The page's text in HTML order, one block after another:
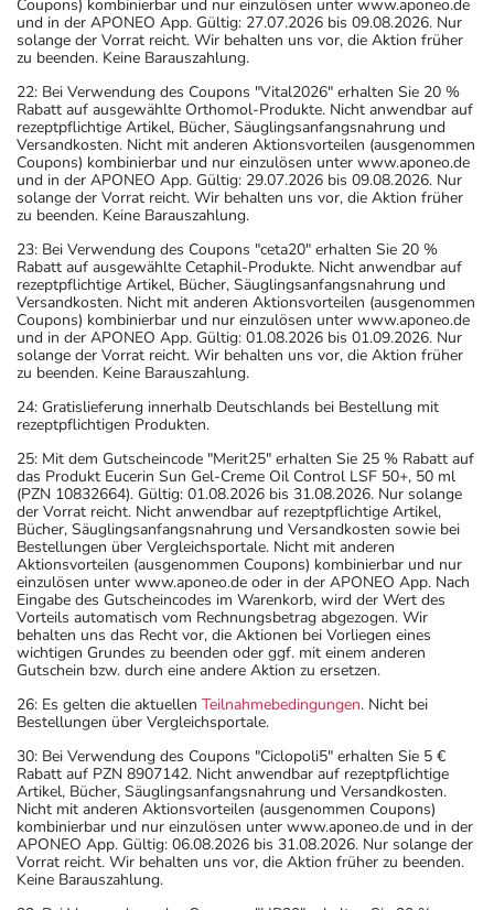
Aufbewahrung
Wichtige Hinweise
Was sollten Sie beachten?
- Vorsicht: Das Reaktionsvermögen kann auch bei
bestimmungsgemäßem Gebrauch beeinträchtigt sein.
Achten Sie vor allem darauf, wenn Sie am Straßenverkehr
teilnehmen oder Maschinen (auch im Haushalt) bedienen,
mit denen Sie sich verletzen können.
- Vorsicht: Vermeiden Sie die Einnahme von Alkohol.
- Vorsicht: Patienten mit Engwinkelglaukom haben ein
erhöhtes Risiko - besonderes im akuten Anfall.
- Durch plötzliches Absetzen können Probleme oder
Beschwerden auftreten. Deshalb sollte die Behandlung
langsam, das heißt mit einem schrittweisen
Ausschleichen der Dosis, beendet werden. Lassen Sie
sich dazu am besten von Ihrem Arzt oder Apotheker
beraten.
- Vorsicht bei Alpha-Gal-Allergie (Allergie gegen rotes
Fleisch)!
- Vorsicht bei Allergie gegen Propylenglykol und ähnliche
Stoffe!
- Es kann Arzneimittel geben, mit denen
Wechselwirkungen auftreten. Sie sollten deswegen
generell vor der Behandlung mit einem neuen
dem Arzt oder Apotheker angeben. Das gilt auch für
Arzneimittel, die Sie selbst kaufen, nur gelegentlich
anwenden oder deren Anwendung schon einige Zeit
zurückliegt.
- Alkoholgenuss soll während einerDauerbehandlung
möglichst vermieden werden. Gelegentlicher
Alkoholkonsum in kleinen Mengen ist erlaubt, aber nicht
zusammen mit dem Medikament.
Coupons) kombinierbar und nur einzulösen unter www.aponeo.de
und in der APONEO App. Gültig: 27.07.2026 bis 09.08.2026. Nur
solange der Vorrat reicht. Wir behalten uns vor, die Aktion früher
zu beenden. Keine Barauszahlung.
22: Bei Verwendung des Coupons "Vital2026" erhalten Sie 20 %
Rabatt auf ausgewählte Orthomol-Produkte. Nicht anwendbar auf
rezeptpflichtige Artikel, Bücher, Säuglingsanfangsnahrung und
Versandkosten. Nicht mit anderen Aktionsvorteilen (ausgenommen
Coupons) kombinierbar und nur einzulösen unter www.aponeo.de
und in der APONEO App. Gültig: 29.07.2026 bis 09.08.2026. Nur
solange der Vorrat reicht. Wir behalten uns vor, die Aktion früher
zu beenden. Keine Barauszahlung.
23: Bei Verwendung des Coupons "ceta20" erhalten Sie 20 %
Rabatt auf ausgewählte Cetaphil-Produkte. Nicht anwendbar auf
rezeptpflichtige Artikel, Bücher, Säuglingsanfangsnahrung und
Versandkosten. Nicht mit anderen Aktionsvorteilen (ausgenommen
Coupons) kombinierbar und nur einzulösen unter www.aponeo.de
und in der APONEO App. Gültig: 01.08.2026 bis 01.09.2026. Nur
solange der Vorrat reicht. Wir behalten uns vor, die Aktion früher
zu beenden. Keine Barauszahlung.
24: Gratislieferung innerhalb Deutschlands bei Bestellung mit
rezeptpflichtigen Produkten.
25: Mit dem Gutscheincode "Merit25" erhalten Sie 25 % Rabatt auf
das Produkt Eucerin Sun Gel-Creme Oil Control LSF 50+, 50 ml
(PZN 10832664). Gültig: 01.08.2026 bis 31.08.2026. Nur solange
der Vorrat reicht. Nicht anwendbar auf rezeptpflichtige Artikel,
Bücher, Säuglingsanfangsnahrung und Versandkosten sowie bei
Bestellungen über Vergleichsportale. Nicht mit anderen
Aktionsvorteilen (ausgenommen Coupons) kombinierbar und nur
einzulösen unter www.aponeo.de oder in der APONEO App. Nach
Eingabe des Gutscheincodes im Warenkorb, wird der Wert des
Vorteils automatisch vom Rechnungsbetrag abgezogen. Wir
behalten uns das Recht vor, die Aktionen bei Vorliegen eines
wichtigen Grundes zu beenden oder ggf. mit einem anderen
Gutschein bzw. durch eine andere Aktion zu ersetzen.
26: Es gelten die aktuellen Teilnahmebedingungen. Nicht bei
Bestellungen über Vergleichsportale.
30: Bei Verwendung des Coupons "Ciclopoli5" erhalten Sie 5 €
Rabatt auf PZN 8907142. Nicht anwendbar auf rezeptpflichtige
Artikel, Bücher, Säuglingsanfangsnahrung und Versandkosten.
Nicht mit anderen Aktionsvorteilen (ausgenommen Coupons)
kombinierbar und nur einzulösen unter www.aponeo.de und in der
APONEO App. Gültig: 06.08.2026 bis 31.08.2026. Nur solange der
Vorrat reicht. Wir behalten uns vor, die Aktion früher zu beenden.
Keine Barauszahlung.